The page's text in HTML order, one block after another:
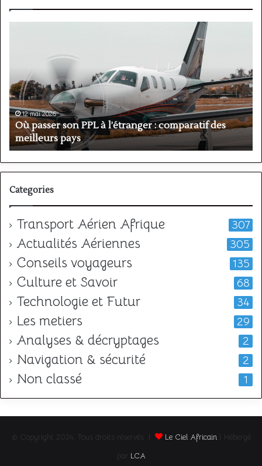
l’étranger
:
comparatif
des
meilleurs
pays
12 mai 2026
Où passer son PPL à l’étranger : comparatif des
meilleurs pays
Categories
Transport Aérien Afrique 307
Actualités Aériennes 305
Conseils voyageurs 135
Culture et Savoir 68
Technologie et Futur 34
Les metiers 29
Analyses & décryptages 2
Navigation & sécurité 2
Non classé 1
© Copyright 2024, Tous droits réservés | Le Ciel Africain| Hébergé
par LCA